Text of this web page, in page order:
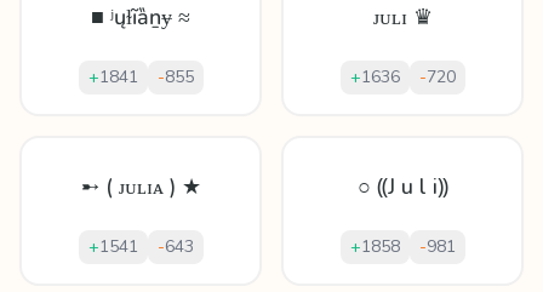
■ ʲųɫĩȁṉɏ ≈
+1841 -855
ᴊᴜʟɪ ♛
+1636 -720
➸ ( ᴊᴜʟɪᴀ ) ★
+1541 -643
○ ⸨J u l i⸩
+1858 -981